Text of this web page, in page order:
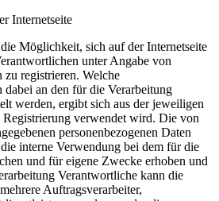
Internetseite
Möglichkeit, sich auf der Internetseite
unter Angabe von
zu registrieren. Welche
dabei an den für die Verarbeitung
werden, ergibt sich aus der jeweiligen
verwendet wird. Die von
personenbezogenen Daten
interne Verwendung bei dem für die
und für eigene Zwecke erhoben und
Verantwortliche kann die
Auftragsverarbeiter,